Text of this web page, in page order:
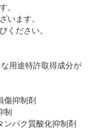
。
います。
ください。
用途特許取得成分が
抑制剤
制
パク質酸化抑制剤